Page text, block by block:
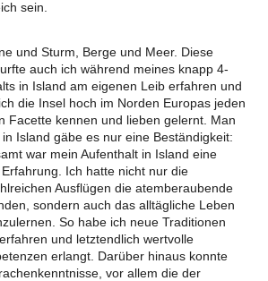
sein.
und Sturm, Berge und Meer. Diese
auch ich während meines knapp 4-
in Island am eigenen Leib erfahren und
die Insel hoch im Norden Europas jeden
Facette kennen und lieben gelernt. Man
Island gäbe es nur eine Beständigkeit:
war mein Aufenthalt in Island eine
Ich hatte nicht nur die
Ausflügen die atemberaubende
sondern auch das alltägliche Leben
So habe ich neue Traditionen
und letztendlich wertvolle
erlangt. Darüber hinaus konnte
vor allem die der